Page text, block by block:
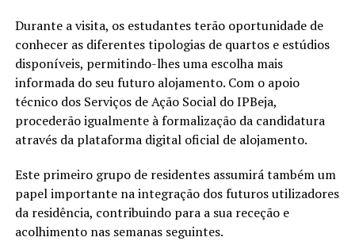
Durante a visita, os estudantes terão oportunidade de
conhecer as diferentes tipologias de quartos e estúdios
disponíveis, permitindo-lhes uma escolha mais
informada do seu futuro alojamento. Com o apoio
técnico dos Serviços de Ação Social do IPBeja,
procederão igualmente à formalização da candidatura
através da plataforma digital oficial de alojamento.
Este primeiro grupo de residentes assumirá também um
papel importante na integração dos futuros utilizadores
da residência, contribuindo para a sua receção e
acolhimento nas semanas seguintes.